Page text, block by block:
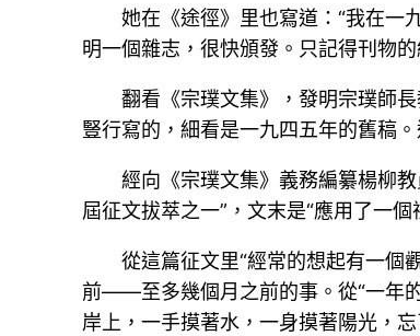
她在《途徑》里也寫道：“我在一
明一個雜志，很快頒發。只記得刊物
翻看《宗璞文集》，發明宗璞師
豎行寫的，細看是一九四五年的舊稿
經向《宗璞文集》義務編纂楊柳
屆征文拔萃之一”，文末是“應用了一
從這篇征文里“經常的想起有一個
前——至多幾個月之前的事。從“一年
岸上，一手摸著水，一身摸著陽光，